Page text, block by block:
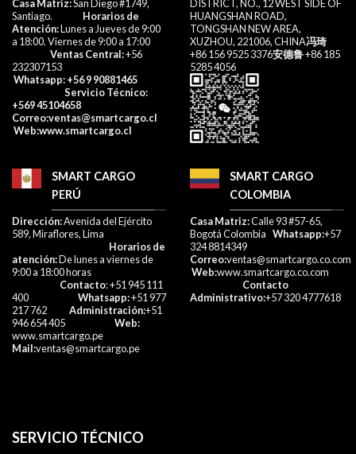
​Casa Matriz:San Diego #1749,
Santiago. Horarios de
Atención:Lunes a Jueves de 9:00
a 18:00. Viernes de 9:00 a 17:00​
Ventas Central:+56
232307153​
Whatsapp: +56 9 90881465
Servicio Técnico:
+569 45104658
Correo:ventas@smartcargo.cl
Web:www.smartcargo.cl
DISTRICT, NO., 12 WEST SIDE OF
HUANGSHAN ROAD,
TONGSHAN NEW AREA,
XUZHOU, 221006, CHINA冯琦
+86 156 9525 3376安德鲁+86 185
5285 4056
SMART CARGO
PERÚ
Dirección:Avenida del Ejército
589, Miraflores, Lima
Horarios de
atención:De lunes a viernes de
9:00 a 18:00 horas
Contacto: +51 945 111
400 Whatsapp:+51 977
217 762 Administración:+51
946 654 405
Web:
www.smartcargo.pe
Mail:ventas@smartcargo.pe
SMART CARGO
COLOMBIA
Casa Matriz:Calle 93 #57-65,
Bogotá Colombia Whatsapp:+57
324 8814349
Correo:ventas@smartcargo.co.com
Web:www.smartcargo.co.com
Contacto
Administrativo:+57 320 4777618​
SERVICIO TÉCNICO